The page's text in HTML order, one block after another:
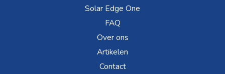
Solar Edge One
FAQ
Over ons
Artikelen
Contact